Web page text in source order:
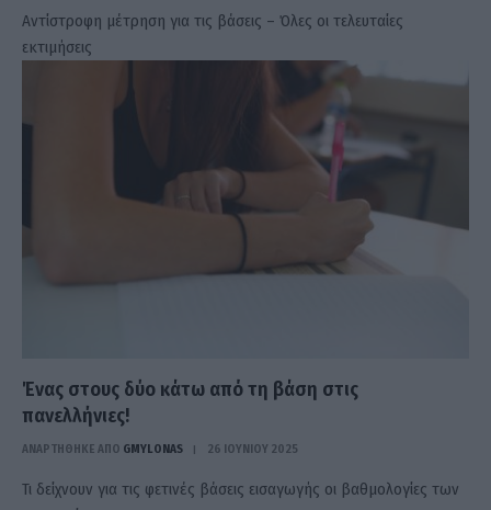
Αντίστροφη μέτρηση για τις βάσεις – Όλες οι τελευταίες
εκτιμήσεις
Ένας στους δύο κάτω από τη βάση στις
πανελλήνιες!
ΑΝΑΡΤΗΘΗΚΕ ΑΠΟ GMYLONAS 26 ΙΟΥΝΊΟΥ 2025
Τι δείχνουν για τις φετινές βάσεις εισαγωγής οι βαθμολογίες των